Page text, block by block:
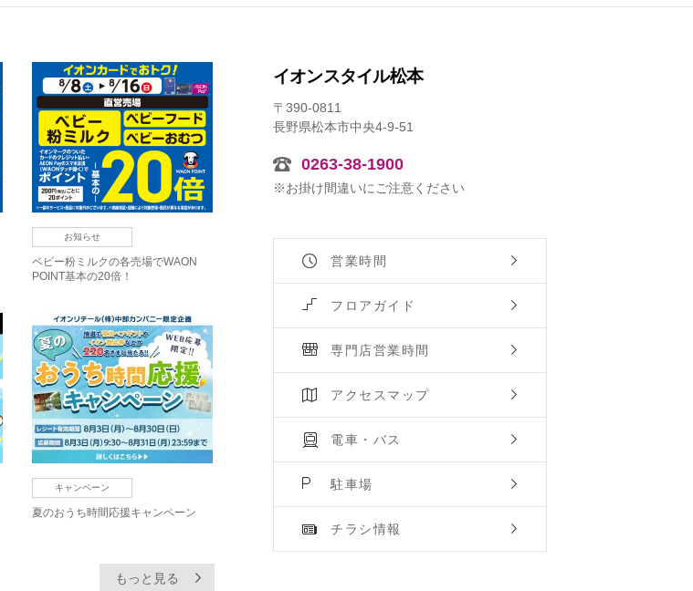
お知らせ
ベビー粉ミルクの各売場でWAON
POINT基本の20倍！
キャンペーン
夏のおうち時間応援キャンペーン
もっと見る
イオンスタイル松本
〒390-0811
長野県松本市中央4-9-51
0263-38-1900
※お掛け間違いにご注意ください
営業時間
フロアガイド
専門店営業時間
アクセスマップ
電車・バス
駐車場
チラシ情報